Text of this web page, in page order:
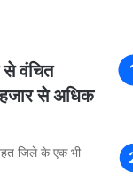
वंचित
हजार से अधिक
जिले के एक भी